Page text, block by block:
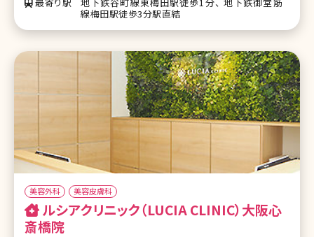
最寄り駅
地下鉄谷町線東梅田駅徒歩1分、 地下鉄御堂筋
線梅田駅徒歩3分駅直結
美容外科 美容皮膚科
斎橋院